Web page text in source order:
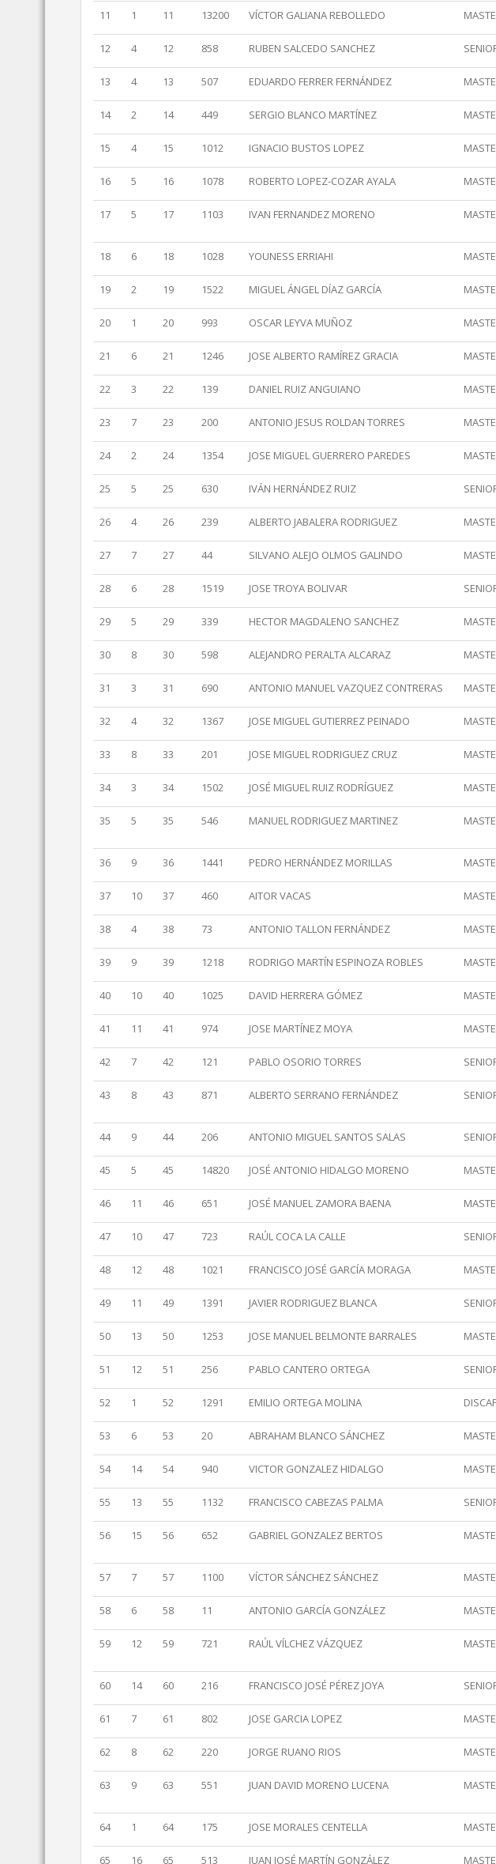
11 1 11 13200 VÍCTOR GALIANA REBOLLEDO
12 4 12 858 RUBEN SALCEDO SANCHEZ
13 4 13 507 EDUARDO FERRER FERNÁNDEZ
14 2 14 449 SERGIO BLANCO MARTÍNEZ
15 4 15 1012 IGNACIO BUSTOS LOPEZ
16 5 16 1078 ROBERTO LOPEZ-COZAR AYALA
17 5 17 1103 IVAN FERNANDEZ MORENO
18 6 18 1028 YOUNESS ERRIAHI
19 2 19 1522 MIGUEL ÁNGEL DÍAZ GARCÍA
20 1 20 993 OSCAR LEYVA MUÑOZ
21 6 21 1246 JOSE ALBERTO RAMÍREZ GRACIA
22 3 22 139 DANIEL RUIZ ANGUIANO
23 7 23 200 ANTONIO JESUS ROLDAN TORRES
24 2 24 1354 JOSE MIGUEL GUERRERO PAREDES
25 5 25 630 IVÁN HERNÁNDEZ RUIZ
26 4 26 239 ALBERTO JABALERA RODRIGUEZ
27 7 27 44 SILVANO ALEJO OLMOS GALINDO
28 6 28 1519 JOSE TROYA BOLIVAR
29 5 29 339 HECTOR MAGDALENO SANCHEZ
30 8 30 598 ALEJANDRO PERALTA ALCARAZ
31 3 31 690 ANTONIO MANUEL VAZQUEZ CONTRERAS
32 4 32 1367 JOSE MIGUEL GUTIERREZ PEINADO
33 8 33 201 JOSE MIGUEL RODRIGUEZ CRUZ
34 3 34 1502 JOSÉ MIGUEL RUIZ RODRÍGUEZ
35 5 35 546 MANUEL RODRIGUEZ MARTINEZ
36 9 36 1441 PEDRO HERNÁNDEZ MORILLAS
37 10 37 460 AITOR VACAS
38 4 38 73 ANTONIO TALLON FERNÁNDEZ
39 9 39 1218 RODRIGO MARTÍN ESPINOZA ROBLES
40 10 40 1025 DAVID HERRERA GÓMEZ
41 11 41 974 JOSE MARTÍNEZ MOYA
42 7 42 121 PABLO OSORIO TORRES
43 8 43 871 ALBERTO SERRANO FERNÁNDEZ
44 9 44 206 ANTONIO MIGUEL SANTOS SALAS
45 5 45 14820 JOSÉ ANTONIO HIDALGO MORENO
46 11 46 651 JOSÉ MANUEL ZAMORA BAENA
47 10 47 723 RAÚL COCA LA CALLE
48 12 48 1021 FRANCISCO JOSÉ GARCÍA MORAGA
49 11 49 1391 JAVIER RODRIGUEZ BLANCA
50 13 50 1253 JOSE MANUEL BELMONTE BARRALES
51 12 51 256 PABLO CANTERO ORTEGA
52 1 52 1291 EMILIO ORTEGA MOLINA
53 6 53 20 ABRAHAM BLANCO SÁNCHEZ
54 14 54 940 VICTOR GONZALEZ HIDALGO
55 13 55 1132 FRANCISCO CABEZAS PALMA
56 15 56 652 GABRIEL GONZALEZ BERTOS
57 7 57 1100 VÍCTOR SÁNCHEZ SÁNCHEZ
58 6 58 11 ANTONIO GARCÍA GONZÁLEZ
59 12 59 721 RAÚL VÍLCHEZ VÁZQUEZ
60 14 60 216 FRANCISCO JOSÉ PÉREZ JOYA
61 7 61 802 JOSE GARCIA LOPEZ
62 8 62 220 JORGE RUANO RIOS
63 9 63 551 JUAN DAVID MORENO LUCENA
64 1 64 175 JOSE MORALES CENTELLA
65 16 65 513 JUAN JOSÉ MARTÍN GONZÁLEZ